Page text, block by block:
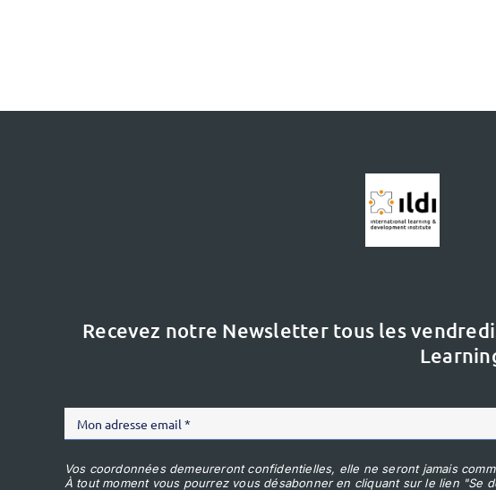
Recevez notre Newsletter tous les
Vos coordonnées demeureront confidentielles, elle ne seront jamais
À tout moment vous pourrez vous désabonner en cliquant sur le lien "Se